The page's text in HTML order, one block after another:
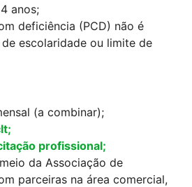
anos;
deficiência (PCD) não é
escolaridade ou limite de
(a combinar);
profissional;
da Associação de
parceiras na área comercial,